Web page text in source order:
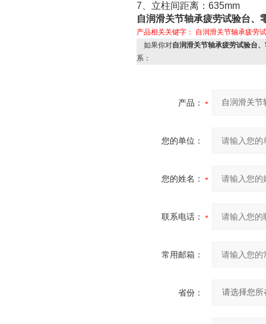
7、立柱间距离：635mm
自润滑关节轴承疲劳试验台、
产品相关关键字： 自润滑关节轴承疲劳
如果你对自润滑关节轴承疲劳试验台
系：
产品：
您的单位：
您的姓名：
联系电话：
常用邮箱：
省份：